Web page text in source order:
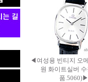
◀여성용 빈티지 오
원 화이트실버
품.5060)▶